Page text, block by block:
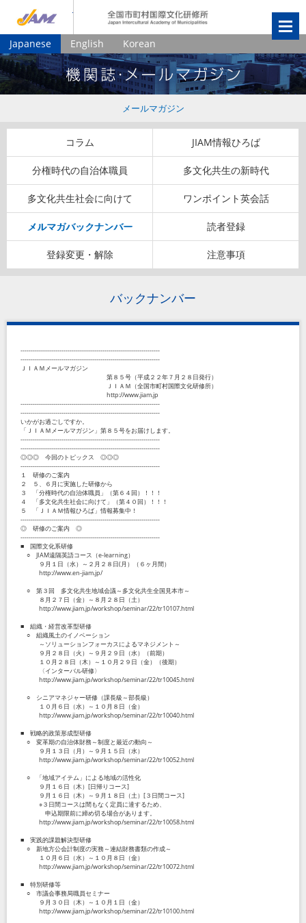
Japanese English Korean
メールマガジン
コラム JIAM情報ひろば
分権時代の自治体職員 多文化共生の新時代
多文化共生社会に向けて ワンポイント英会話
メルマガバックナンバー 読者登録
登録変更・解除 注意事項
バックナンバー
--------------------------------------------------------------------
--------------------------------------------------------------------
ＪＩＡＭメールマガジン
第８５号（平成２２年７月２８日発行）
ＪＩＡＭ（全国市町村国際文化研修所）
http://www.jiam.jp
--------------------------------------------------------------------
--------------------------------------------------------------------
いかがお過ごしですか。
「ＪＩＡＭメールマガジン」第８５号をお届けします。
--------------------------------------------------------------------
--------------------------------------------------------------------
◎◎◎ 今回のトピックス ◎◎◎
--------------------------------------------------------------------
１ 研修のご案内
２ ５、６月に実施した研修から
３ 「分権時代の自治体職員」（第６４回）！！！
４ 「多文化共生社会に向けて」（第４０回）！！！
５ 「ＪＩＡＭ情報ひろば」情報募集中！
--------------------------------------------------------------------
◎ 研修のご案内 ◎
--------------------------------------------------------------------
■ 国際文化系研修
○ JIAM遠隔英語コース（e-learning）
９月１日（水）～２月２８日(月）（６ヶ月間）
http://www.en-jiam.jp/
○ 第３回 多文化共生地域会議～多文化共生全国見本市～
８月２７日（金）～８月２８日（土）
http://www.jiam.jp/workshop/seminar/22/tr10107.html
■ 組織・経営改革型研修
○ 組織風土のイノベーション
～ソリューションフォーカスによるマネジメント～
９月２８日（火）～９月２９日（水）（前期）
１０月２８日（木）～１０月２９日（金）（後期）
〈インターバル研修〉
http://www.jiam.jp/workshop/seminar/22/tr10045.html
○ シニアマネジャー研修（課長級～部長級）
１０月６日（水）～１０月８日（金）
http://www.jiam.jp/workshop/seminar/22/tr10040.html
■ 戦略的政策形成型研修
○ 変革期の自治体財務～制度と最近の動向～
９月１３日（月）～９月１５日（水）
http://www.jiam.jp/workshop/seminar/22/tr10052.html
○ 「地域アイテム」による地域の活性化
９月１６日（木）[日帰りコース]
９月１６日（木）～９月１８日（土）[３日間コース]
※３日間コースは間もなく定員に達するため、
申込期限前に締め切る場合があります。
http://www.jiam.jp/workshop/seminar/22/tr10058.html
■ 実践的課題解決型研修
○ 新地方公会計制度の実務～連結財務書類の作成～
１０月６日（水）～１０月８日（金）
http://www.jiam.jp/workshop/seminar/22/tr10072.html
■ 特別研修等
○ 市議会事務局職員セミナー
９月３０日（木）～１０月１日（金）
http://www.jiam.jp/workshop/seminar/22/tr10100.html